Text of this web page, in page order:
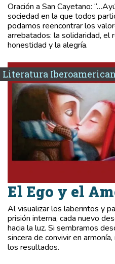
Oración a San Cayetano:
sociedad en la que todos
podamos reencontrar los
arrebatados: la solidaridad, el
honestidad y la alegría.
Literatura
El Ego y el
Al visualizar los laberintos y
prisión interna, cada nuevo
hacia la luz. Si sembramos
sincera de convivir en
los resultados.